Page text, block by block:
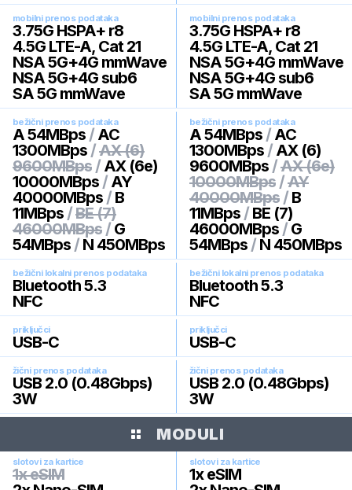
mobilni prenos podataka
3.75G HSPA+ r8
4.5G LTE-A, Cat 21
NSA 5G+4G mmWave
NSA 5G+4G sub6
SA 5G mmWave
mobilni prenos podataka
3.75G HSPA+ r8
4.5G LTE-A, Cat 21
NSA 5G+4G mmWave
NSA 5G+4G sub6
SA 5G mmWave
bežični prenos podataka
A 54MBps / AC
1300MBps /AX (6)
9600MBps / AX (6e)
10000MBps / AY
40000MBps / B
11MBps /BE (7)
46000MBps / G
54MBps / N 450MBps
bežični prenos podataka
A 54MBps / AC
1300MBps / AX (6)
9600MBps /AX (6e)
10000MBps /AY
40000MBps / B
11MBps / BE (7)
46000MBps / G
54MBps / N 450MBps
bežični lokalni prenos podataka
Bluetooth 5.3
NFC
bežični lokalni prenos podataka
Bluetooth 5.3
NFC
priključci
USB-C
priključci
USB-C
žični prenos podataka
USB 2.0 (0.48Gbps)
3W
žični prenos podataka
USB 2.0 (0.48Gbps)
3W
MODULI
slotovi za kartice
1x eSIM
slotovi za kartice
1x eSIM